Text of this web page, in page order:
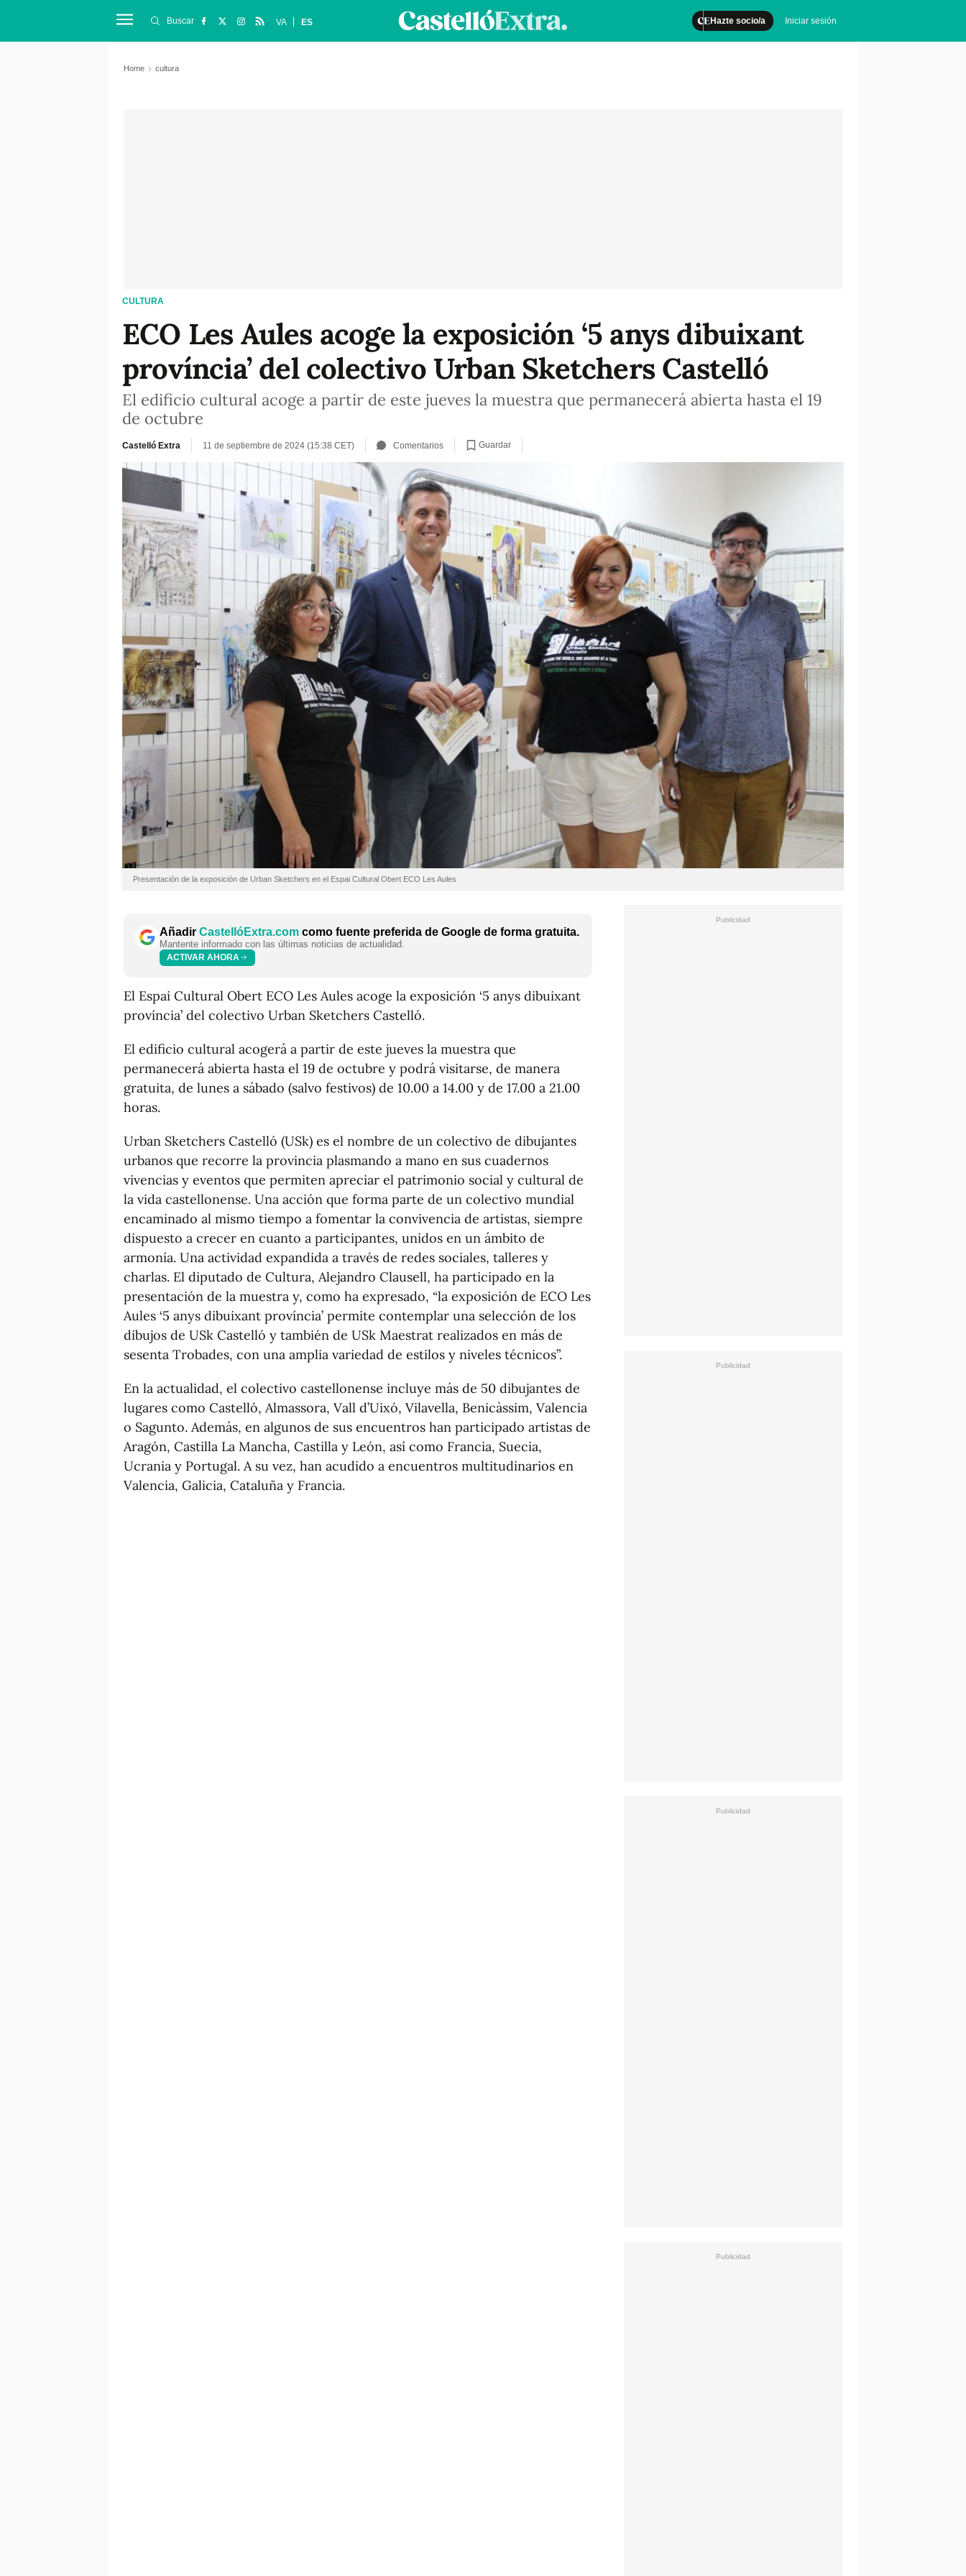
Hazte socio/a Iniciar sesión
Buscar VA ES
Home cultura
CULTURA
ECO Les Aules acoge la exposición ‘5 anys dibuixant
província’ del colectivo Urban Sketchers Castelló
El edificio cultural acoge a partir de este jueves la muestra que permanecerá abierta hasta el 19
de octubre
Castelló Extra 11 de septiembre de 2024 (15:38 CET) Comentarios Guardar
Presentación de la exposición de Urban Sketchers en el Espai Cultural Obert ECO Les Aules
Añadir CastellóExtra.com como fuente preferida de Google de forma gratuita.
Mantente informado con las últimas noticias de actualidad.
ACTIVAR AHORA
El Espai Cultural Obert ECO Les Aules acoge la exposición ‘5 anys dibuixant
província’ del colectivo Urban Sketchers Castelló.
El edificio cultural acogerá a partir de este jueves la muestra que
permanecerá abierta hasta el 19 de octubre y podrá visitarse, de manera
gratuita, de lunes a sábado (salvo festivos) de 10.00 a 14.00 y de 17.00 a 21.00
horas.
Urban Sketchers Castelló (USk) es el nombre de un colectivo de dibujantes
urbanos que recorre la provincia plasmando a mano en sus cuadernos
vivencias y eventos que permiten apreciar el patrimonio social y cultural de
la vida castellonense. Una acción que forma parte de un colectivo mundial
encaminado al mismo tiempo a fomentar la convivencia de artistas, siempre
dispuesto a crecer en cuanto a participantes, unidos en un ámbito de
armonía. Una actividad expandida a través de redes sociales, talleres y
charlas. El diputado de Cultura, Alejandro Clausell, ha participado en la
presentación de la muestra y, como ha expresado, “la exposición de ECO Les
Aules ‘5 anys dibuixant província’ permite contemplar una selección de los
dibujos de USk Castelló y también de USk Maestrat realizados en más de
sesenta Trobades, con una amplia variedad de estilos y niveles técnicos”.
En la actualidad, el colectivo castellonense incluye más de 50 dibujantes de
lugares como Castelló, Almassora, Vall d’Uixó, Vilavella, Benicàssim, Valencia
o Sagunto. Además, en algunos de sus encuentros han participado artistas de
Aragón, Castilla La Mancha, Castilla y León, así como Francia, Suecia,
Ucrania y Portugal. A su vez, han acudido a encuentros multitudinarios en
Valencia, Galicia, Cataluña y Francia.